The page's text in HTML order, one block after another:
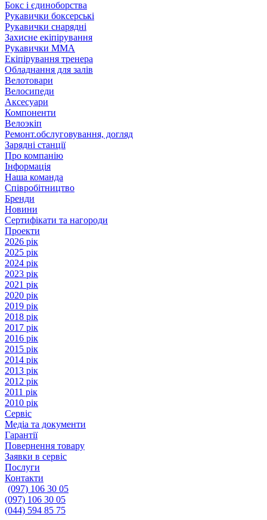
Бокс і єдиноборства
Рукавички боксерські
Рукавички снарядні
Захисне екіпірування
Рукавички ММА
Екіпірування тренера
Обладнання для залів
Велотовари
Велосипеди
Аксесуари
Компоненти
Велоэкіп
Ремонт.обслуговування, догляд
Зарядні станції
Про компанію
Інформація
Наша команда
Співробітництво
Бренди
Новини
Сертифікати та нагороди
Проекти
2026 рік
2025 рік
2024 рік
2023 рік
2021 рік
2020 рік
2019 рік
2018 рік
2017 рік
2016 рік
2015 рік
2014 рік
2013 рік
2012 рік
2011 рік
2010 рік
Сервіс
Медіа та документи
Гарантії
Повернення товару
Заявки в сервіс
Послуги
Контакти
(097) 106 30 05
(097) 106 30 05
(044) 594 85 75